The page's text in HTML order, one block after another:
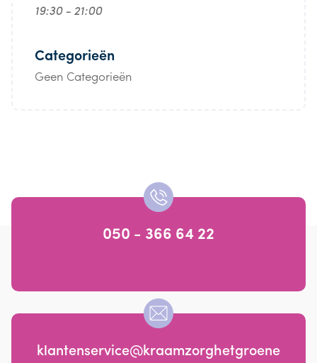
19:30 - 21:00
Categorieën
Geen Categorieën
050 - 366 64 22
klantenservice@kraamzorghetgroene